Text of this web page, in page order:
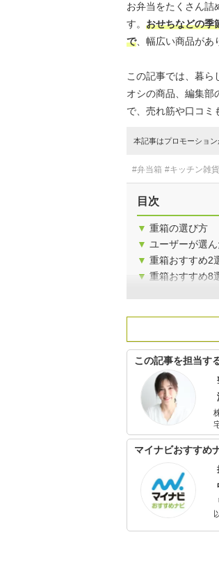
お弁当をたくさん詰
す。 おせちなどの季
で、幅広い商品があ
この記事では、暮ら
オシの商品、編集部
で、売れ筋や口コミ
本記事はプロモーショ
#弁当箱 #キッチン雑貨
目次
▼ 重箱の選び方
▼ ユーザーが選
▼ 重箱おすすめ2
▼ 重箱おすすめ8
この記事を担当す
マイナビおすすめ